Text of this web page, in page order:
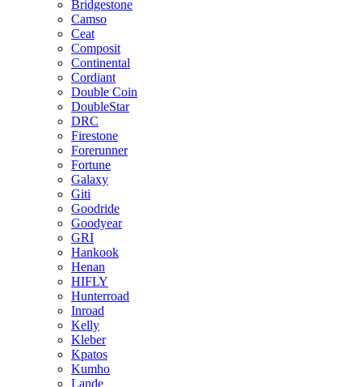
Bridgestone
Camso
Ceat
Composit
Continental
Cordiant
Double Coin
DoubleStar
DRC
Firestone
Forerunner
Fortune
Galaxy
Giti
Goodride
Goodyear
GRI
Hankook
Henan
HIFLY
Hunterroad
Inroad
Kelly
Kleber
Kpatos
Kumho
Lande